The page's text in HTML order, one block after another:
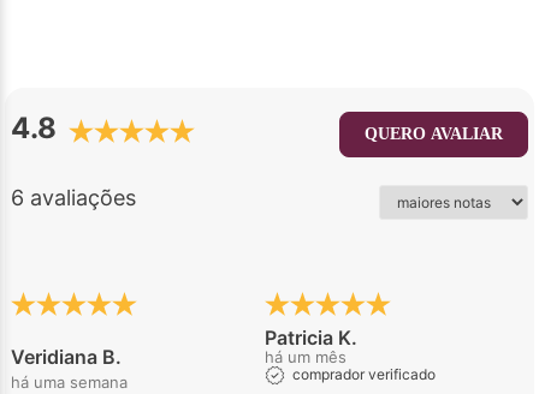
4.8 QUERO AVALIAR
6 avaliações
Veridiana B.
há uma semana
Patricia K.
há um mês
comprador verificado